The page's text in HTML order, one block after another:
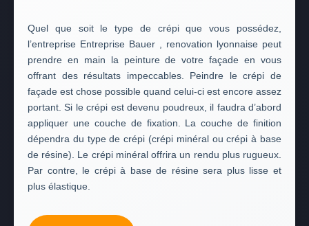
Quel que soit le type de crépi que vous possédez,
l’entreprise Entreprise Bauer , renovation lyonnaise peut
prendre en main la peinture de votre façade en vous
offrant des résultats impeccables. Peindre le crépi de
façade est chose possible quand celui-ci est encore assez
portant. Si le crépi est devenu poudreux, il faudra d’abord
appliquer une couche de fixation. La couche de finition
dépendra du type de crépi (crépi minéral ou crépi à base
de résine). Le crépi minéral offrira un rendu plus rugueux.
Par contre, le crépi à base de résine sera plus lisse et
plus élastique.